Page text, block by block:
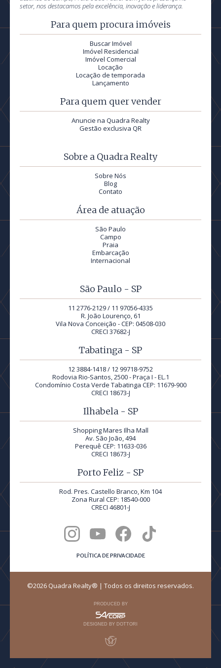
setor, nos destacamos pela excelência, inovação e liderança.
Para quem procura imóveis
Buscar Imóvel
Imóvel Residencial
Imóvel Comercial
Locação
Locação de temporada
Lançamento
Para quem quer vender
Anuncie na Quadra Realty
Gestão exclusiva QR
Sobre a Quadra Realty
Sobre Nós
Blog
Contato
Área de atuação
São Paulo
Campo
Praia
Embarcação
Internacional
São Paulo - SP
11 2776-2129 / 11 97056-4335
R. João Lourenço, 61
Vila Nova Conceição - CEP: 04508-030
CRECI 37682-J
Tabatinga - SP
12 3884-1418 / 12 99718-9752
Rodovia Rio-Santos, 2500 - Praça I - EL.1
Condomínio Costa Verde Tabatinga CEP: 11679-900
CRECI 18673-J
Ilhabela - SP
Shopping Mares Ilha Mall
Av. São João, 494
Perequê CEP: 11633-036
CRECI 18673-J
Porto Feliz - SP
Rod. Pres. Castello Branco, Km 104
Zona Rural CEP: 18540-000
CRECI 46801-J
POLÍTICA DE PRIVACIDADE
©2026 Quadra Realty® | Todos os direitos reservados.
PRODUCED BY
DESIGNED BY DOTTORI